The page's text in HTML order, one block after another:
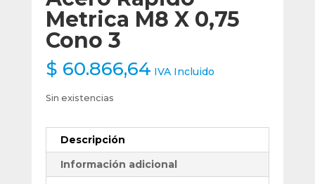
Metrica M8 X 0,75
Cono 3
$ 60.866,64 IVA Incluido
Sin existencias
Descripción
Información adicional